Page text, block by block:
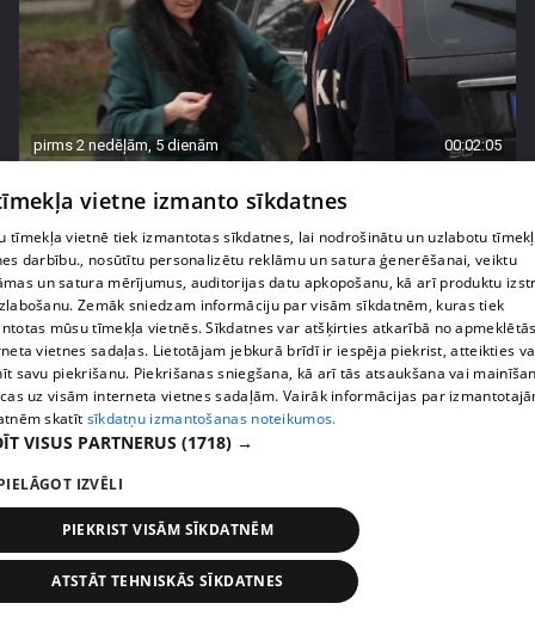
pirms 2 nedēļām, 5 dienām 00:02:05
ierašanos rehabilitācijas centrā
55. epizode
"Tas ir palīdzi, ja?" Pāvela Karalkina asprātīgā
vietne izmanto sīkdatnes
tīmekļa vietnē tiek izmantotas sīkdatnes, lai nodrošinātu un uzlabotu
darbību., nosūtītu personalizētu reklāmu un satura ģenerēšanai, veiktu
un satura mērījumus, auditorijas datu apkopošanu, kā arī produktu
Zemāk sniedzam informāciju par visām sīkdatnēm, kuras tiek
mūsu tīmekļa vietnēs. Sīkdatnes var atšķirties atkarībā no
vietnes sadaļas. Lietotājam jebkurā brīdī ir iespēja piekrist, atteikties
savu piekrišanu. Piekrišanas sniegšana, kā arī tās atsaukšana vai
uz visām interneta vietnes sadaļām. Vairāk informācijas par
skatīt sīkdatņu izmantošanas noteikumos.
VISUS PARTNERUS (1718) →
IZVĒLI
PIEKRIST VISĀM SĪKDATNĒM
ATSTĀT TEHNISKĀS SĪKDATNES